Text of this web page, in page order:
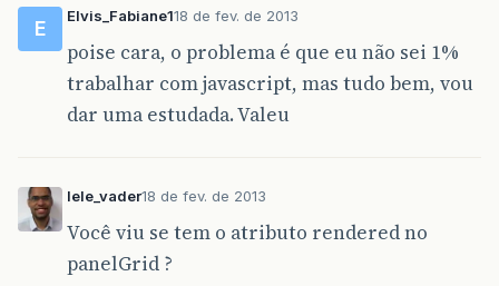
E
Elvis_Fabiane118 de fev. de 2013
poise cara, o problema é que eu não sei 1%
trabalhar com javascript, mas tudo bem, vou
dar uma estudada. Valeu
lele_vader18 de fev. de 2013
Você viu se tem o atributo rendered no
panelGrid ?